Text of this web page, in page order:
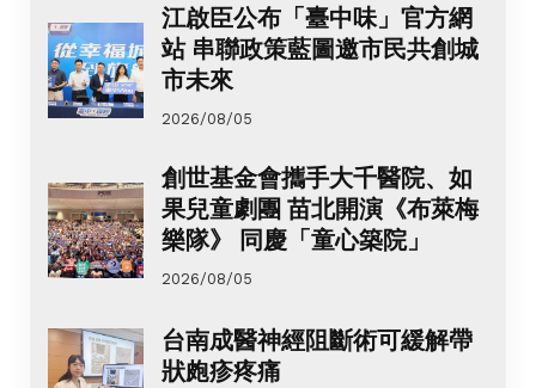
江啟臣公布「臺中味」官方網
站 串聯政策藍圖邀市民共創城
市未來
2026/08/05
創世基金會攜手大千醫院、如
果兒童劇團 苗北開演《布萊梅
樂隊》 同慶「童心築院」
2026/08/05
台南成醫神經阻斷術可緩解帶
狀皰疹疼痛